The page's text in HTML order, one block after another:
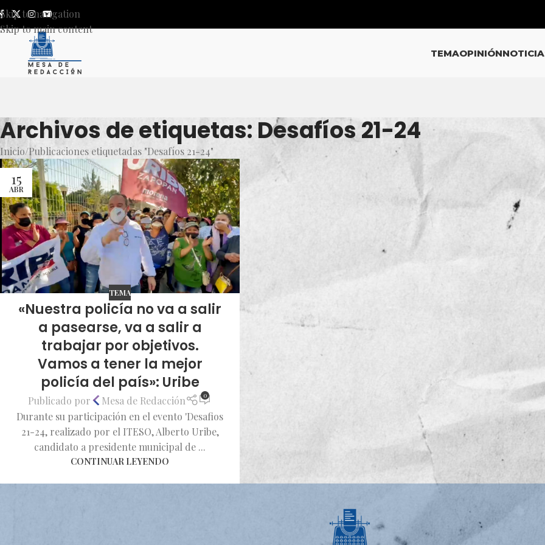
Skip to navigation
Skip to main content
TEMAOPINIÓN
Archivos de etiquetas: Desafíos 21-24
Inicio Publicaciones etiquetadas "Desafíos 21-24"
15
ABR
TEMA
«Nuestra policía no va a salir
a pasearse, va a salir a
trabajar por objetivos.
Vamos a tener la mejor
policía del país»: Uribe
Publicado por Mesa de Redacción 0
Durante su participación en el evento 'Desafios
21-24, realizado por el ITESO, Alberto Uribe,
candidato a presidente municipal de ...
CONTINUAR LEYENDO